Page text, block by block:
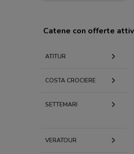
Catene con offerte
ATITUR
COSTA CROCIERE
SETTEMARI
VERATOUR